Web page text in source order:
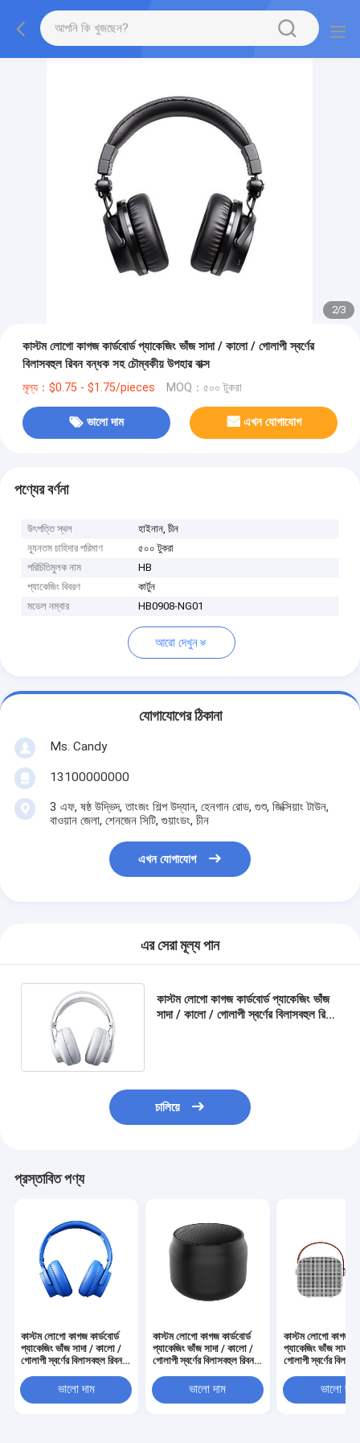
2/3
কাস্টম লোগো কাগজ কার্ডবোর্ড প্যাকেজিং ভাঁজ সাদা / কালো / গোলাপী স্বর্ণের
বিলাসবহুল রিবন বন্ধক সহ চৌম্বকীয় উপহার বাক্স
মূল্য：$0.75 - $1.75/pieces MOQ：৫০০ টুকরা
ভালো দাম এখন যোগাযোগ
পণ্যের বর্ণনা
উৎপত্তি স্থল
হাইনান, চীন
ন্যূনতম চাহিদার পরিমাণ
৫০০ টুকরা
পরিচিতিমুলক নাম
HB
প্যাকেজিং বিবরণ
কার্টুন
মডেল নম্বার
HB0908-NG01
আরো দেখুন
যোগাযোগের ঠিকানা
Ms. Candy
13100000000
3 এফ, ষষ্ঠ উদ্ভিদ, তাংজং শিল্প উদ্যান, হেনগান রোড, গুশু, জিক্সিয়াং টাউন,
বাওয়ান জেলা, শেনজেন সিটি, গুয়াংডং, চীন
এখন যোগাযোগ
এর সেরা মূল্য পান
কাস্টম লোগো কাগজ কার্ডবোর্ড প্যাকেজিং ভাঁজ
সাদা / কালো / গোলাপী স্বর্ণের বিলাসবহুল রিবন
চালিয়ে
প্রস্তাবিত পণ্য
কাস্টম লোগো কাগজ কার্ডবোর্ড
প্যাকেজিং ভাঁজ সাদা / কালো /
গোলাপী স্বর্ণের বিলাসবহুল রিবন
ভালো দাম
কাস্টম লোগো কাগজ কার্ডবোর্ড
প্যাকেজিং ভাঁজ সাদা / কালো /
গোলাপী স্বর্ণের বিলাসবহুল রিবন
ভালো দাম
কাস্টম লোগো কাগজ
প্যাকেজিং ভাঁজ সাদা
গোলাপী স্বর্ণের
ভালো দাম